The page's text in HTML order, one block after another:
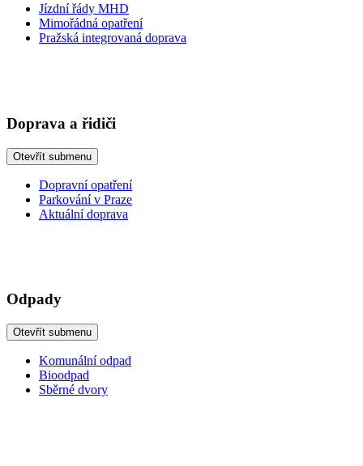
Jízdní řády MHD
Mimořádná opatření
Pražská integrovaná doprava
Doprava a řidiči
Otevřít submenu
Dopravní opatření
Parkování v Praze
Aktuální doprava
Odpady
Otevřít submenu
Komunální odpad
Bioodpad
Sběrné dvory